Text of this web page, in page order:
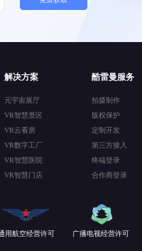
解决方案
元宇宙展厅
VR智慧景区
VR云看房
VR数字工厂
VR智慧医院
VR智慧门店
酷雷曼服务
拍摄制作
版权保护
定制开发
第三方接入
终端登录
合作商登录
用航空经营许可 广播电视经营许可